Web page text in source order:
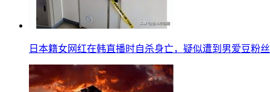
日本籍女网红在韩直播时自杀身亡，疑似遭到男爱豆粉